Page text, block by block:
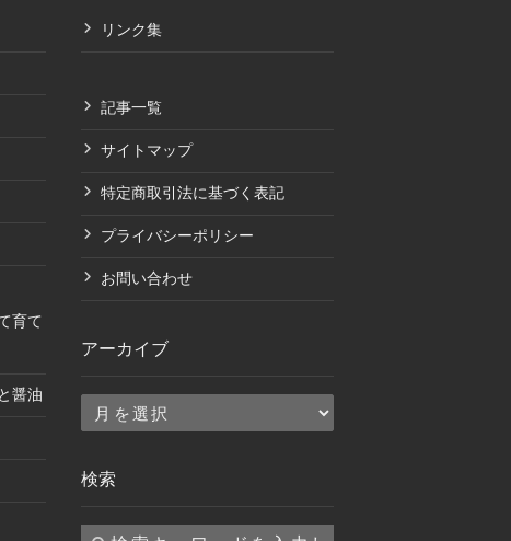
育て
醤油
リンク集
記事一覧
サイトマップ
特定商取引法に基づく表記
プライバシーポリシー
お問い合わせ
アーカイブ
ア
カ
ブ
検索